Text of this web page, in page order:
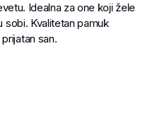
Idealna za one koji žele
sobi. Kvalitetan pamuk
san.